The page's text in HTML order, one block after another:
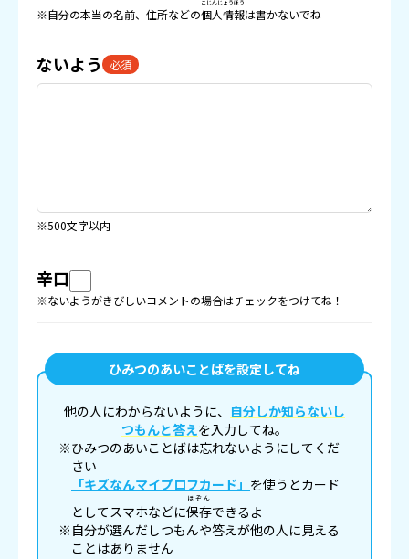
※自分の本当の名前、住所などの個人情報
こじんじょうほう
は書かないでね
ないよう 必須
※500文字以内
辛口
※ないようがきびしいコメントの場合はチェックをつけてね！
ひみつのあいことばを設定してね
他の人にわからないように、 自分しか知らないし
つもんと答えを入力してね。
※ひみつのあいことばは忘れないようにしてくだ
さい
「キズなんマイプロフカード」 を使うとカード
としてスマホなどに保存
ほぞん
できるよ
※自分が選んだしつもんや答えが他の人に見える
ことはありません